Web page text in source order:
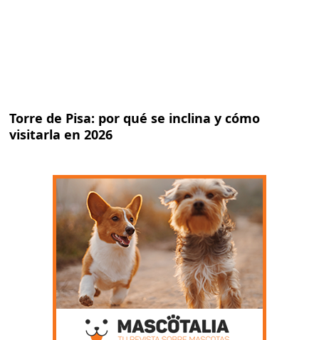
Torre de Pisa: por qué se inclina y cómo
visitarla en 2026